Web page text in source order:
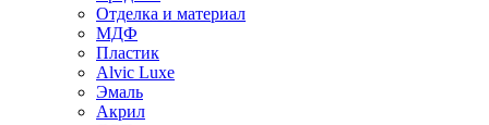
Отделка и материал
МДФ
Пластик
Alvic Luxe
Эмаль
Акрил